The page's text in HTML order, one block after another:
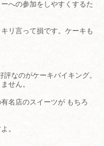
への参加をしやすくするた
リ言って損です。ケーキも
なのがケーキバイキング。
せん。
名店のスイーツが もちろ
。